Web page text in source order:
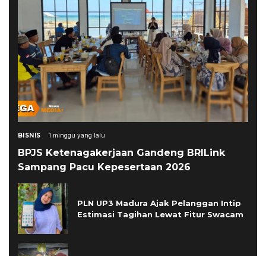
BISNIS 1 minggu yang lalu
BPJS Ketenagakerjaan Gandeng BRILink
Sampang Pacu Kepesertaan 2026
PLN UP3 Madura Ajak Pelanggan Intip
Estimasi Tagihan Lewat Fitur Swacam